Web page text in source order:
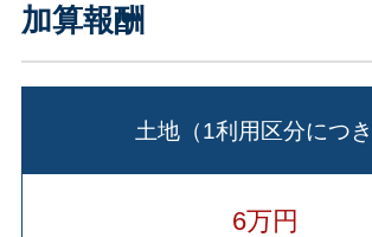
加算報酬
土地（1利用区分につき
6万円